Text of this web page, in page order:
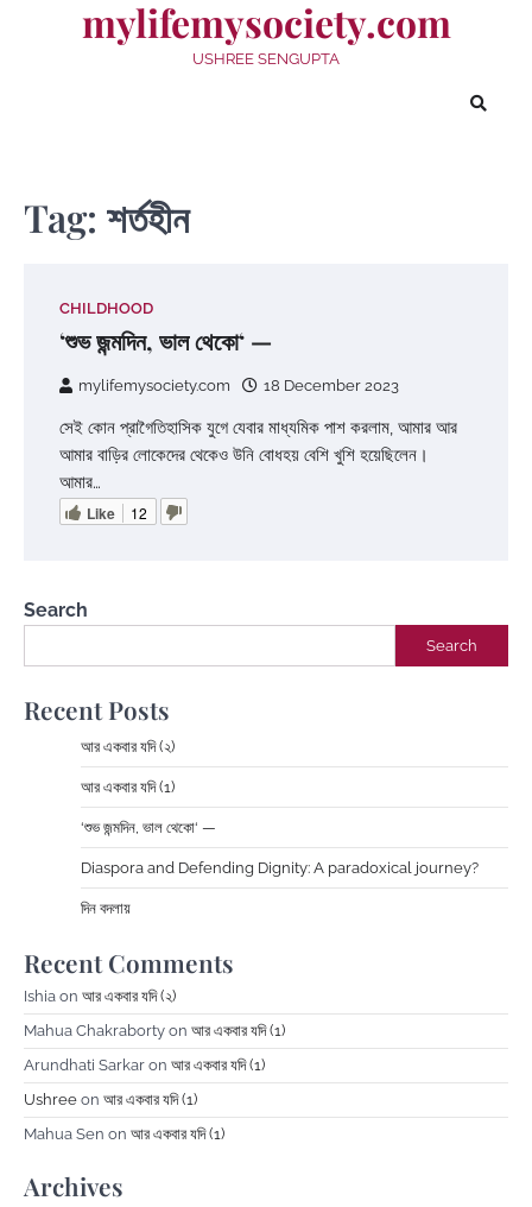
mylifemysociety.com
USHREE SENGUPTA
Tag: শর্তহীন
CHILDHOOD
‘শুভ জন্মদিন, ভাল থেকো‘ —
mylifemysociety.com 18 December 2023
সেই কোন প্রাগৈতিহাসিক যুগে যেবার মাধ্যমিক পাশ করলাম, আমার আর
আমার বাড়ির লোকেদের থেকেও উনি বোধহয় বেশি খুশি হয়েছিলেন।
আমার…
Like 12
Search
Search
Recent Posts
আর একবার যদি (২)
আর একবার যদি (1)
‘শুভ জন্মদিন, ভাল থেকো‘ —
Diaspora and Defending Dignity: A paradoxical journey?
দিন বদলায়
Recent Comments
Ishia on আর একবার যদি (২)
Mahua Chakraborty on আর একবার যদি (1)
Arundhati Sarkar on আর একবার যদি (1)
Ushree on আর একবার যদি (1)
Mahua Sen on আর একবার যদি (1)
Archives